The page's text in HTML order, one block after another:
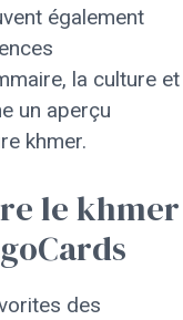
également
la culture et
un aperçu
khmer.
le khmer
des